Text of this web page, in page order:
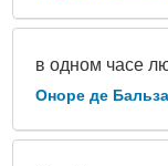
в одном часе
Оноре де